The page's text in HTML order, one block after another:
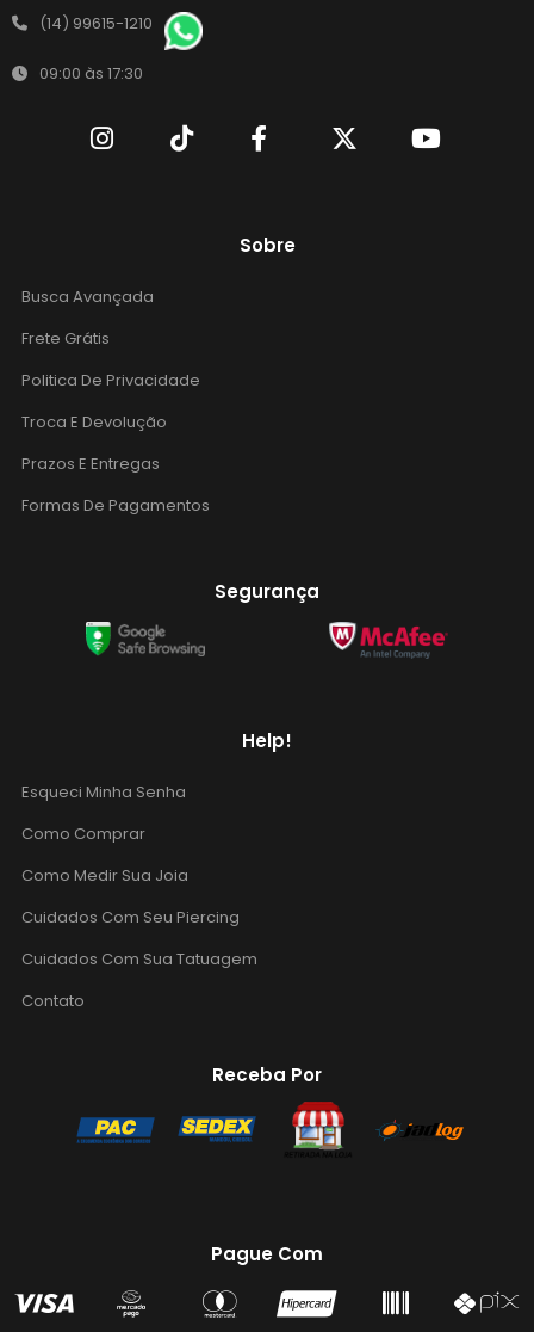
(14) 99615-1210
09:00 às 17:30
Sobre
Busca Avançada
Frete Grátis
Politica De Privacidade
Troca E Devolução
Prazos E Entregas
Formas De Pagamentos
Segurança
Help!
Esqueci Minha Senha
Como Comprar
Como Medir Sua Joia
Cuidados Com Seu Piercing
Cuidados Com Sua Tatuagem
Contato
Receba Por
Pague Com